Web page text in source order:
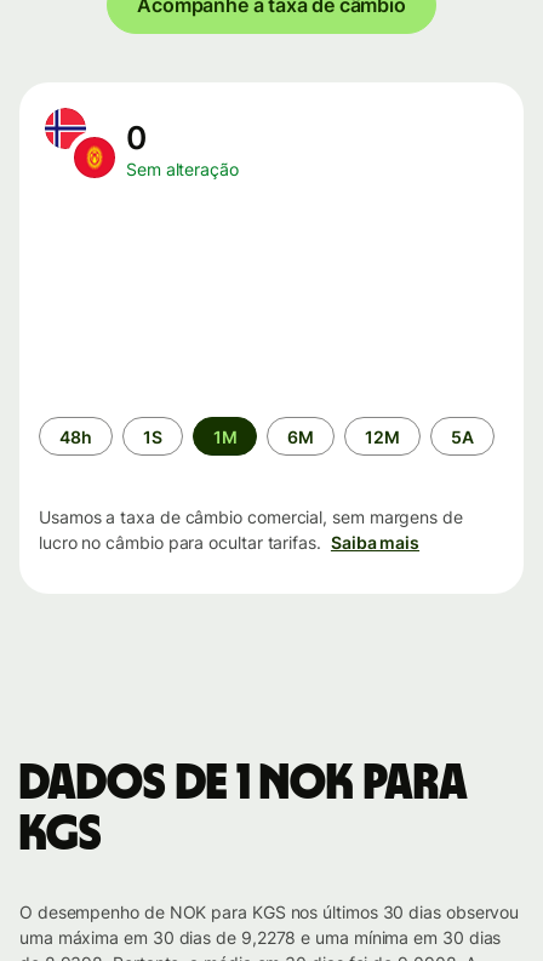
Acompanhe a taxa de câmbio
0
Sem alteração
Período
de
48h 1S 1M 6M 12M 5A
Usamos a taxa de câmbio comercial, sem margens de
lucro no câmbio para ocultar tarifas. Saiba mais
Dados de 1 NOK para
KGS
O desempenho de NOK para KGS nos últimos 30 dias observou
uma máxima em 30 dias de 9,2278 e uma mínima em 30 dias